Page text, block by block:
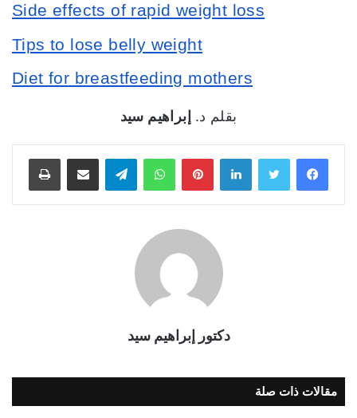
Side effects of rapid weight loss
Tips to lose belly weight
Diet for breastfeeding mothers
بقلم د. إبراهيم سيد
فيسبوك تويتر لينكدإن بينتيريستواتساب تيلقرام مشاركة عبر البريد طباعة
دكتور إبراهيم سيد
مقالات ذات صلة